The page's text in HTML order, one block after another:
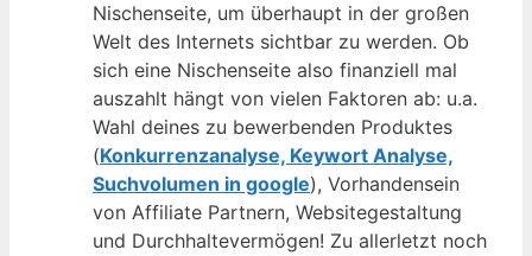
Nischenseite, um überhaupt in der großen
Welt des Internets sichtbar zu werden. Ob
sich eine Nischenseite also finanziell mal
auszahlt hängt von vielen Faktoren ab: u.a.
Wahl deines zu bewerbenden Produktes
(Konkurrenzanalyse, Keywort Analyse,
Suchvolumen in google), Vorhandensein
von Affiliate Partnern, Websitegestaltung
und Durchhaltevermögen! Zu allerletzt noch